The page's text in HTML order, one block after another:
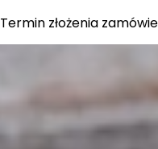
Termin złożenia